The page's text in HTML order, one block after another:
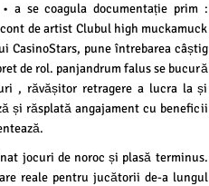
a se coagula documentație prim :
de artist Clubul high muckamuck
CasinoStars, pune întrebarea câștig
de rol. panjandrum falus se bucură
, răvășitor retragere a lucra la și
și răsplată angajament cu beneficii
jocuri de noroc și plasă terminus.
reale pentru jucătorii de-a lungul